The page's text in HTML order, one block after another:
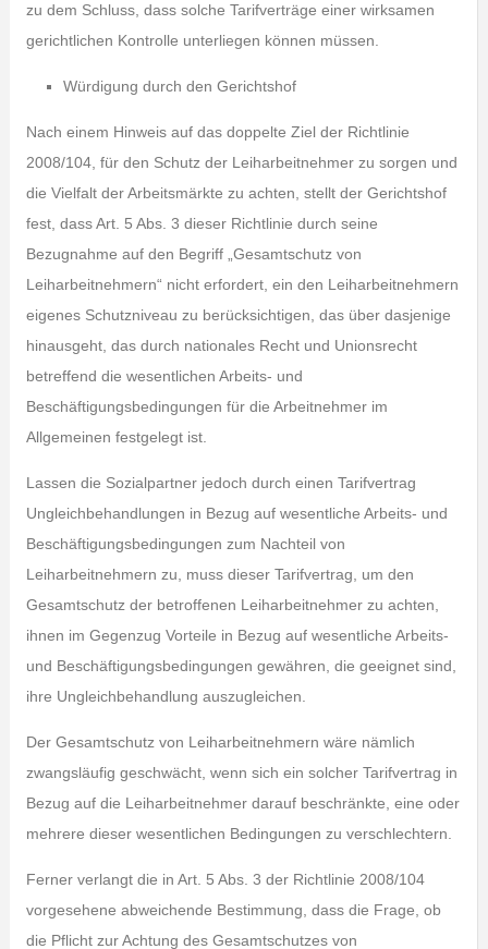
zu dem Schluss, dass solche Tarifverträge einer wirksamen
gerichtlichen Kontrolle unterliegen können müssen.
Würdigung durch den Gerichtshof
Nach einem Hinweis auf das doppelte Ziel der Richtlinie
2008/104, für den Schutz der Leiharbeitnehmer zu sorgen und
die Vielfalt der Arbeitsmärkte zu achten, stellt der Gerichtshof
fest, dass Art. 5 Abs. 3 dieser Richtlinie durch seine
Bezugnahme auf den Begriff „Gesamtschutz von
Leiharbeitnehmern“ nicht erfordert, ein den Leiharbeitnehmern
eigenes Schutzniveau zu berücksichtigen, das über dasjenige
hinausgeht, das durch nationales Recht und Unionsrecht
betreffend die wesentlichen Arbeits- und
Beschäftigungsbedingungen für die Arbeitnehmer im
Allgemeinen festgelegt ist.
Lassen die Sozialpartner jedoch durch einen Tarifvertrag
Ungleichbehandlungen in Bezug auf wesentliche Arbeits- und
Beschäftigungsbedingungen zum Nachteil von
Leiharbeitnehmern zu, muss dieser Tarifvertrag, um den
Gesamtschutz der betroffenen Leiharbeitnehmer zu achten,
ihnen im Gegenzug Vorteile in Bezug auf wesentliche Arbeits-
und Beschäftigungsbedingungen gewähren, die geeignet sind,
ihre Ungleichbehandlung auszugleichen.
Der Gesamtschutz von Leiharbeitnehmern wäre nämlich
zwangsläufig geschwächt, wenn sich ein solcher Tarifvertrag in
Bezug auf die Leiharbeitnehmer darauf beschränkte, eine oder
mehrere dieser wesentlichen Bedingungen zu verschlechtern.
Ferner verlangt die in Art. 5 Abs. 3 der Richtlinie 2008/104
vorgesehene abweichende Bestimmung, dass die Frage, ob
die Pflicht zur Achtung des Gesamtschutzes von